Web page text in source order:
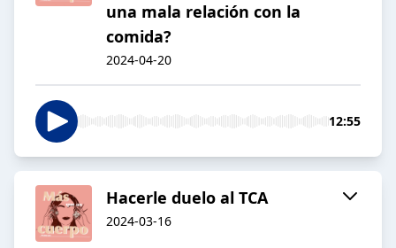
una mala relación con la
comida?
2024-04-20
12:55
Hacerle duelo al TCA
2024-03-16